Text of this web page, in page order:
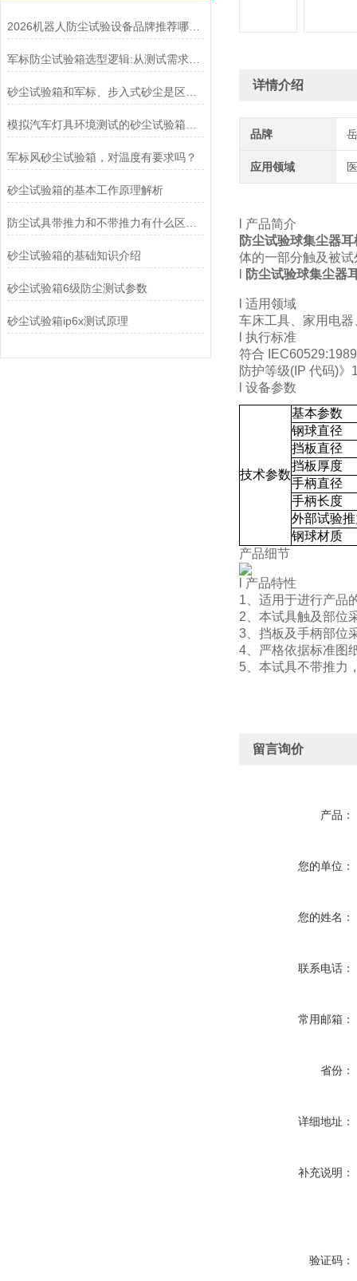
2026机器人防尘试验设备品牌推荐哪家更靠谱
军标防尘试验箱选型逻辑:从测试需求到设备匹配
军标风砂尘试验箱，对温度有要求吗？
砂尘试验箱的基本工作原理解析
砂尘试验箱的基础知识介绍
砂尘试验箱6级防尘测试参数
砂尘试验箱ip6x测试原理
详情介绍
品牌
应用领域
l 产品简介
防尘试验球集尘器
体的一部分触及被
防尘试验球集尘器
l 适用领域
车床工具、家用电
l 执行标准
符合
防护等级(IP 代码)
l 设备参数
技术参数
基本参数
钢球直径
挡板直径
挡板厚度
手柄直径
手柄长度
外部试验
钢球材质
产品细节
l 产品特性
1、适用于进行产品
2、本试具触及部位
3、挡板及手柄部位
4、严格依据标准图
5、本试具不带推力
留言询价
产品：
您的单位：
您的姓名：
联系电话：
常用邮箱：
省份：
详细地址：
补充说明：
验证码：